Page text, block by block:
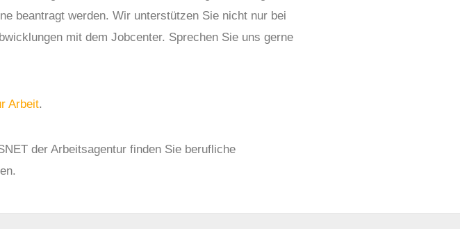
beantragt werden. Wir unterstützen Sie nicht nur bei
mit dem Jobcenter. Sprechen Sie uns gerne
Arbeit.
der Arbeitsagentur finden Sie berufliche